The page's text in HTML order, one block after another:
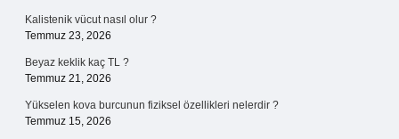
Kalistenik vücut nasıl olur ?
Temmuz 23, 2026
Beyaz keklik kaç TL ?
Temmuz 21, 2026
Yükselen kova burcunun fiziksel özellikleri nelerdir ?
Temmuz 15, 2026